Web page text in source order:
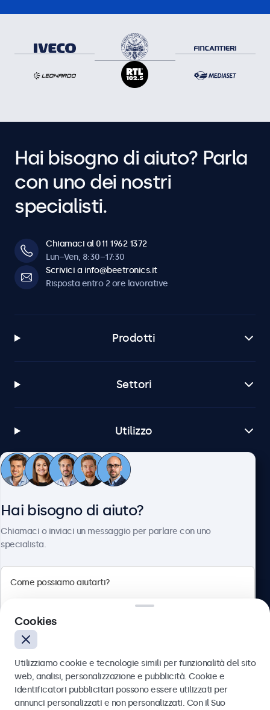
Hai bisogno di aiuto? Parla
con uno dei nostri
specialisti.
Chiamaci al 011 1962 1372
Lun–Ven, 8:30–17:30
Scrivici a info@beetronics.it
Risposta entro 2 ore lavorative
Prodotti
Settori
Utilizzo
Servizio Clienti
Italiano
Hai bisogno di aiuto?
Chiamaci o inviaci un messaggio per parlare con uno
specialista.
Inviare
Cookies
Utilizziamo cookie e tecnologie simili per funzionalità del sito
web, analisi, personalizzazione e pubblicità. Cookie e
identificatori pubblicitari possono essere utilizzati per
annunci personalizzati e non personalizzati. Con il Suo